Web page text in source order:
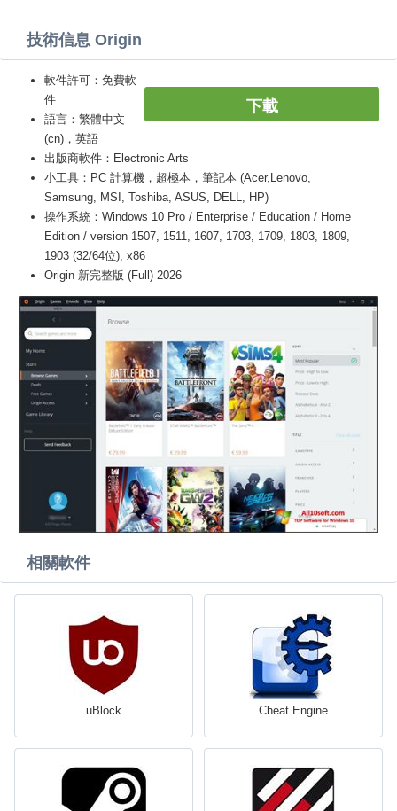
技術信息 Origin
下載
軟件許可：免費軟
件
語言：繁體中文
(cn)，英語
出版商軟件：Electronic Arts
小工具：PC 計算機，超極本，筆記本 (Acer,Lenovo,
Samsung, MSI, Toshiba, ASUS, DELL, HP)
操作系統：Windows 10 Pro / Enterprise / Education / Home
Edition / version 1507, 1511, 1607, 1703, 1709, 1803, 1809,
1903 (32/64位), x86
Origin 新完整版 (Full) 2026
相關軟件
uBlock Cheat Engine